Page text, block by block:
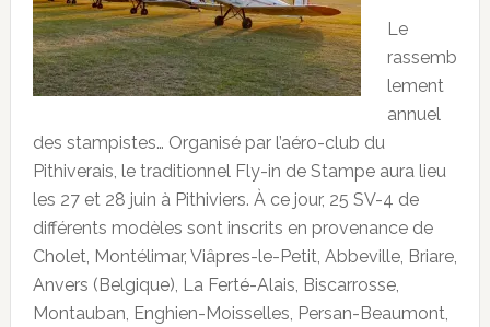
Le
rassemb
lement
annuel
des stampistes… Organisé par l’aéro-club du
Pithiverais, le traditionnel Fly-in de Stampe aura lieu
les 27 et 28 juin à Pithiviers. À ce jour, 25 SV-4 de
différents modèles sont inscrits en provenance de
Cholet, Montélimar, Viâpres-le-Petit, Abbeville, Briare,
Anvers (Belgique), La Ferté-Alais, Biscarrosse,
Montauban, Enghien-Moisselles, Persan-Beaumont,